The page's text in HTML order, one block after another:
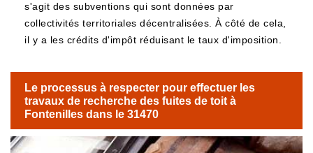
s'agit des subventions qui sont données par
collectivités territoriales décentralisées. À côté de cela,
il y a les crédits d'impôt réduisant le taux d'imposition.
Le processus à respecter pour effectuer les
travaux de recherche des fuites de toit à
Fontenilles dans le 31470